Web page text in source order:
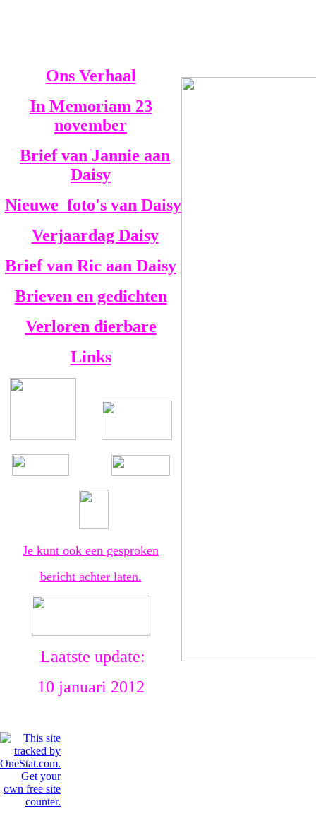
Ons Verhaal
In Memoriam 23
november
Brief van Jannie aan
Daisy
Nieuwe foto's van Daisy
Verjaardag Daisy
Brief van Ric aan Daisy
Brieven en gedichten
Verloren dierbare
Links
Je kunt ook een gesproken
bericht achter laten.
Laatste update:
10 januari 2012